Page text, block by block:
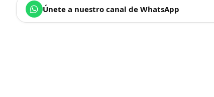
Únete a nuestro canal de WhatsApp